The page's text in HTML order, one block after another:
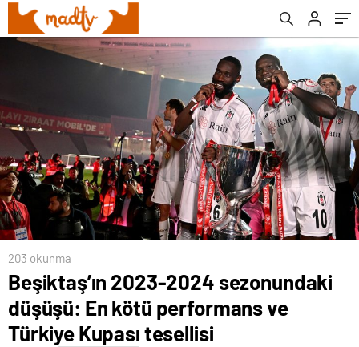
tesellisi
203 okunma
Beşiktaş’ın 2023-2024 sezonundaki
düşüşü: En kötü performans ve
Türkiye Kupası tesellisi